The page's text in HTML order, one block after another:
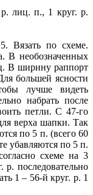
р. лиц. п., 1 круг. р.
Вязать по схеме.
В необозначенных
В ширину раппорт
большей ясности
лучше видеть
набрать после
петли. С 47-го
верха шапки. Так
по 5 п. (всего 60
убавляются по 5 п.
схеме на 3
последовательно
1 – 56-й круг. р. 1